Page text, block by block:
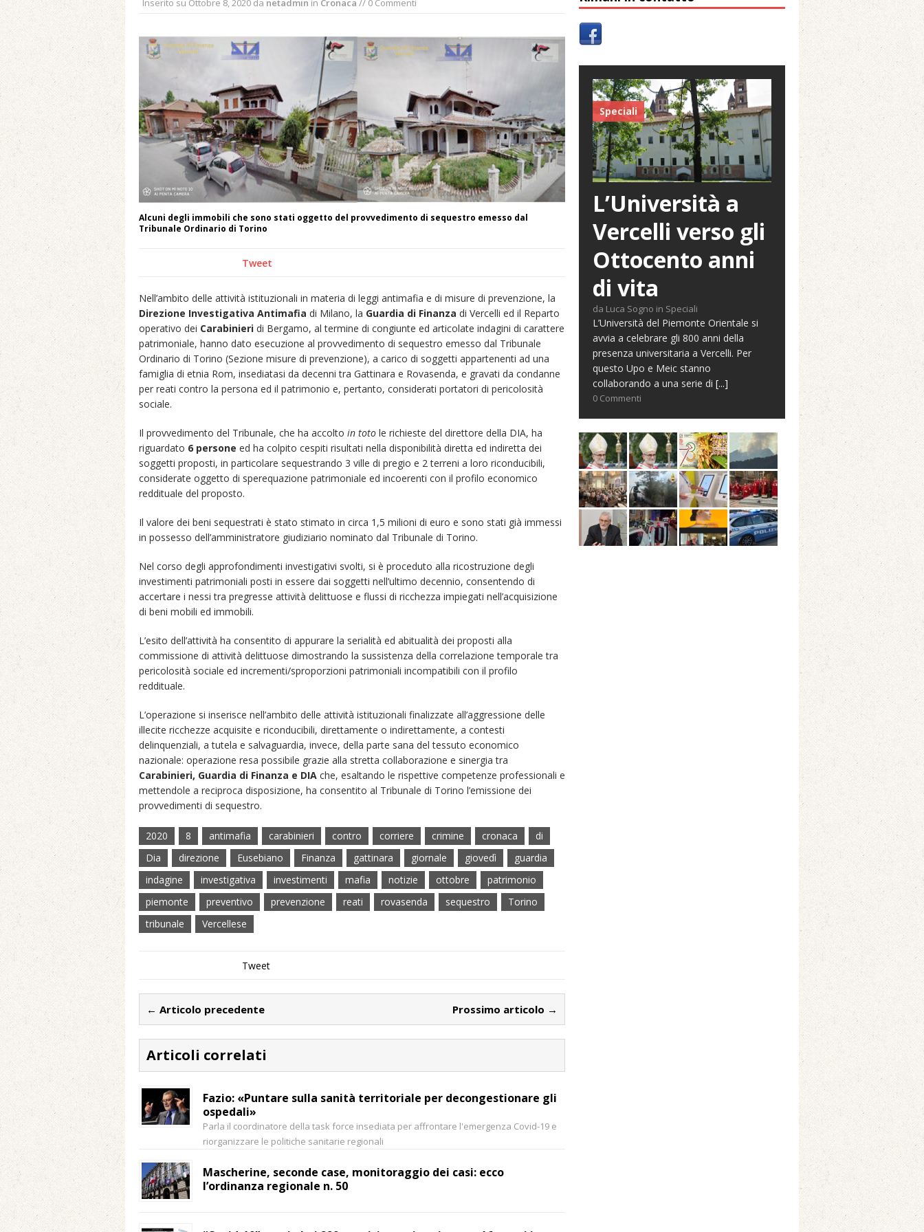
Inserito su Ottobre 8, 2020 da netadmin in Cronaca // 0 Commenti
Alcuni degli immobili che sono stati oggetto del provvedimento di sequestro emesso dal
Tribunale Ordinario di Torino
Tweet
Nell’ambito delle attività istituzionali in materia di leggi antimafia e di misure di prevenzione, la
Direzione Investigativa Antimafia di Milano, la Guardia di Finanza di Vercelli ed il Reparto
operativo dei Carabinieri di Bergamo, al termine di congiunte ed articolate indagini di carattere
patrimoniale, hanno dato esecuzione al provvedimento di sequestro emesso dal Tribunale
Ordinario di Torino (Sezione misure di prevenzione), a carico di soggetti appartenenti ad una
famiglia di etnia Rom, insediatasi da decenni tra Gattinara e Rovasenda, e gravati da condanne
per reati contro la persona ed il patrimonio e, pertanto, considerati portatori di pericolosità
sociale.
Il provvedimento del Tribunale, che ha accolto in toto le richieste del direttore della DIA, ha
riguardato 6 persone ed ha colpito cespiti risultati nella disponibilità diretta ed indiretta dei
soggetti proposti, in particolare sequestrando 3 ville di pregio e 2 terreni a loro riconducibili,
considerate oggetto di sperequazione patrimoniale ed incoerenti con il profilo economico
reddituale del proposto.
Il valore dei beni sequestrati è stato stimato in circa 1,5 milioni di euro e sono stati già immessi
in possesso dell’amministratore giudiziario nominato dal Tribunale di Torino.
Nel corso degli approfondimenti investigativi svolti, si è proceduto alla ricostruzione degli
investimenti patrimoniali posti in essere dai soggetti nell’ultimo decennio, consentendo di
accertare i nessi tra pregresse attività delittuose e flussi di ricchezza impiegati nell’acquisizione
di beni mobili ed immobili.
L’esito dell’attività ha consentito di appurare la serialità ed abitualità dei proposti alla
commissione di attività delittuose dimostrando la sussistenza della correlazione temporale tra
pericolosità sociale ed incrementi/sproporzioni patrimoniali incompatibili con il profilo
reddituale.
L’operazione si inserisce nell’ambito delle attività istituzionali finalizzate all’aggressione delle
illecite ricchezze acquisite e riconducibili, direttamente o indirettamente, a contesti
delinquenziali, a tutela e salvaguardia, invece, della parte sana del tessuto economico
nazionale: operazione resa possibile grazie alla stretta collaborazione e sinergia tra
Carabinieri, Guardia di Finanza e DIA che, esaltando le rispettive competenze professionali e
mettendole a reciproca disposizione, ha consentito al Tribunale di Torino l’emissione dei
provvedimenti di sequestro.
2020 8 antimafia carabinieri contro corriere crimine cronaca
di
Dia
direzione Eusebiano Finanza gattinara giornale giovedì
guardia
indagine
investigativa investimenti mafia notizie ottobre
patrimonio
piemonte
preventivo prevenzione reati rovasenda sequestro
Torino
tribunale
Vercellese
Tweet
← Articolo precedente Prossimo articolo →
Articoli correlati
Fazio: «Puntare sulla sanità territoriale per decongestionare gli
ospedali»
Parla il coordinatore della task force insediata per affrontare l'emergenza Covid-19 e
riorganizzare le politiche sanitarie regionali
Mascherine, seconde case, monitoraggio dei casi: ecco
l’ordinanza regionale n. 50
Speciali
L’Università a
Vercelli verso gli
Ottocento anni
di vita
da Luca Sogno in Speciali
L’Università del Piemonte Orientale si
avvia a celebrare gli 800 anni della
presenza universitaria a Vercelli. Per
questo Upo e Meic stanno
collaborando a una serie di [...]
0 Commenti